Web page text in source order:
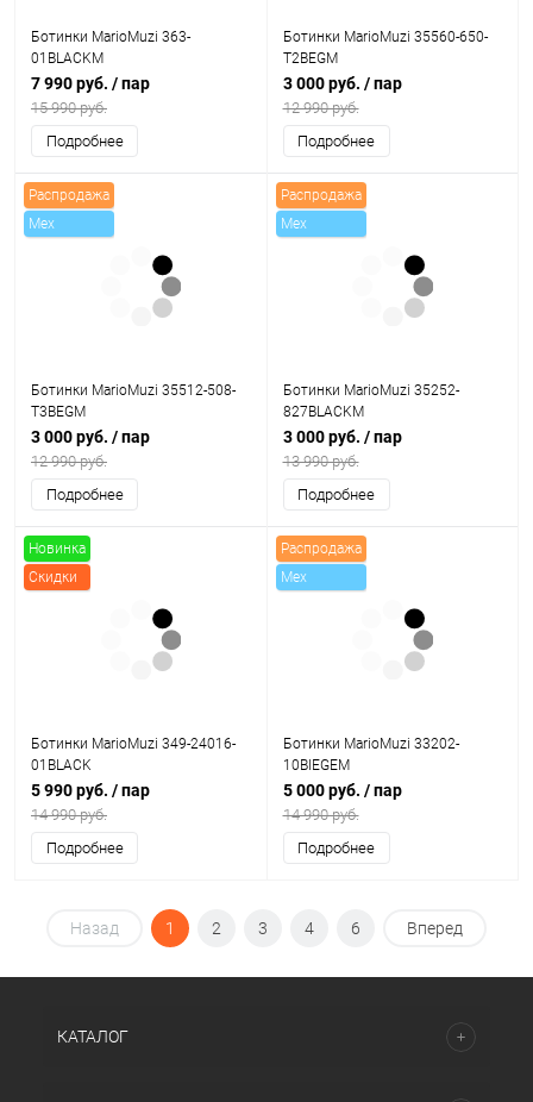
Ботинки MarioMuzi 363-
01BLACKM
7 990 руб. / пар
15 990 руб.
Подробнее
Ботинки MarioMuzi 35560-650-
T2BEGM
3 000 руб. / пар
12 990 руб.
Подробнее
Распродажа
Mex
Ботинки MarioMuzi 35512-508-
T3BEGM
3 000 руб. / пар
12 990 руб.
Подробнее
Распродажа
Mex
Ботинки MarioMuzi 35252-
827BLACKM
3 000 руб. / пар
13 990 руб.
Подробнее
Новинка
Скидки
Ботинки MarioMuzi 349-24016-
01BLACK
5 990 руб. / пар
14 990 руб.
Подробнее
Распродажа
Mex
Ботинки MarioMuzi 33202-
10BIEGEM
5 000 руб. / пар
14 990 руб.
Подробнее
Назад 1 2 3 4 6 Вперед
КАТАЛОГ